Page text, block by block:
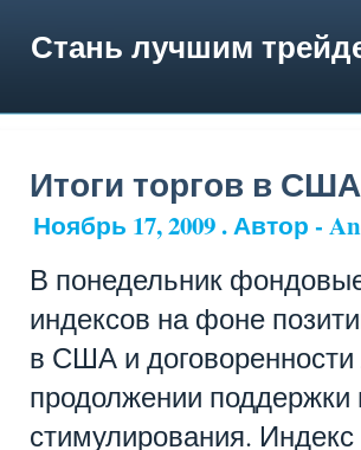
Стань лучшим
Итоги торгов в США
Ноябрь 17, 2009 . Автор -
В понедельник
индексов на фоне
в США и договоренности
продолжении поддержки
стимулирования. Индекс